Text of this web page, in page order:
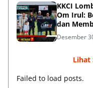
KKCI
Om Irul:
dan
Desember
Lihat
Failed to load posts.